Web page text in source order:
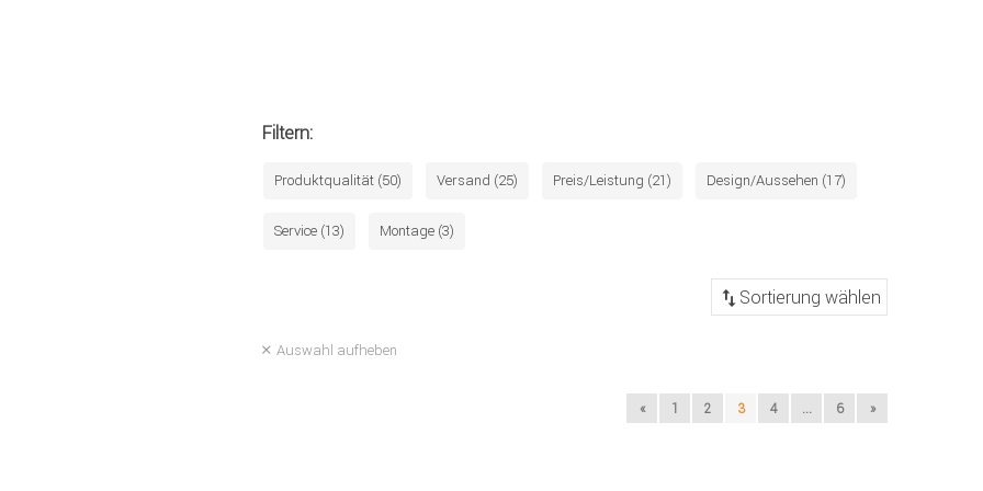
Filtern:
Produktqualität (50) Versand (25) Preis/Leistung (21) Design/Aussehen (17)
Service (13) Montage (3)
Auswahl aufheben
« 1 2 3 4 ... 6 »